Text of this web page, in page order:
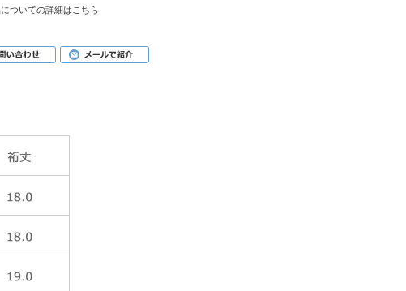
ついての詳細はこちら